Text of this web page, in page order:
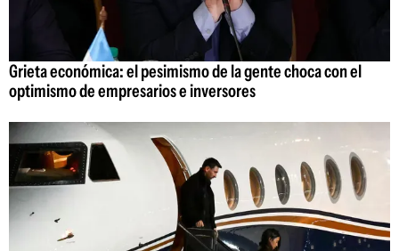
Grieta económica: el pesimismo de la gente choca con el
optimismo de empresarios e inversores